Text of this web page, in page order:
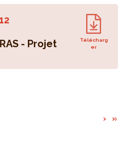
- Projet
Télécharg
er